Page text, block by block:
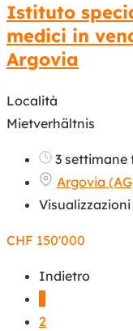
Istituto
medici in
Argovia
Località
Mietverhältnis
3 settimane
Argovia
Visualizzazioni
CHF 150'000
Indietro
2